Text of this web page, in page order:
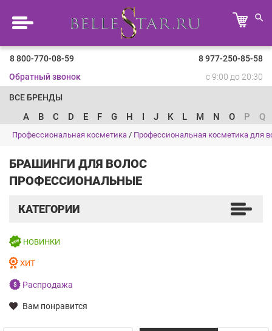
8 800-770-08-59
8 977-250-85-58
Обратный звонок
с 9:00 до 20:30
ВСЕ БРЕНДЫ
A B C D E F G H I J K L M N O P Q
Профессиональная косметика / Профессиональная косметика для
БРАШИНГИ ДЛЯ ВОЛОС
ПРОФЕССИОНАЛЬНЫЕ
КАТЕГОРИИ
НОВИНКИ
ХИТ
Распродажа
Вам понравится